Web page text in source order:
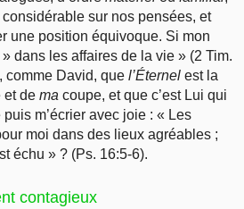
considérable sur nos pensées, et
une position équivoque. Si mon
» dans les affaires de la vie » (2 Tim.
comme David, que l’Éternel est la
et de ma coupe, et que c’est Lui qui
m’écrier avec joie : « Les
moi dans des lieux agréables ;
échu » ? (Ps. 16:5-6).
contagieux